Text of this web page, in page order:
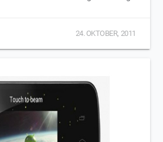
24. OKTOBER, 2011